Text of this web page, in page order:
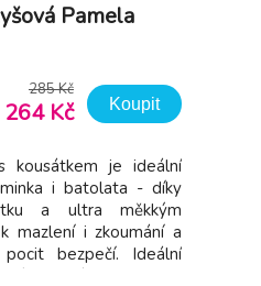
Pamela
285 Kč
264 Kč Koupit
kousátkem je ideální
i batolata - díky
a ultra měkkým
mazlení i zkoumání a
bezpečí. Ideální